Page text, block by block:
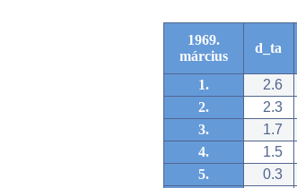
1969.
március
d_ta
1. 2.6
2.
2.3
3.
1.7
4.
1.5
5.
0.3